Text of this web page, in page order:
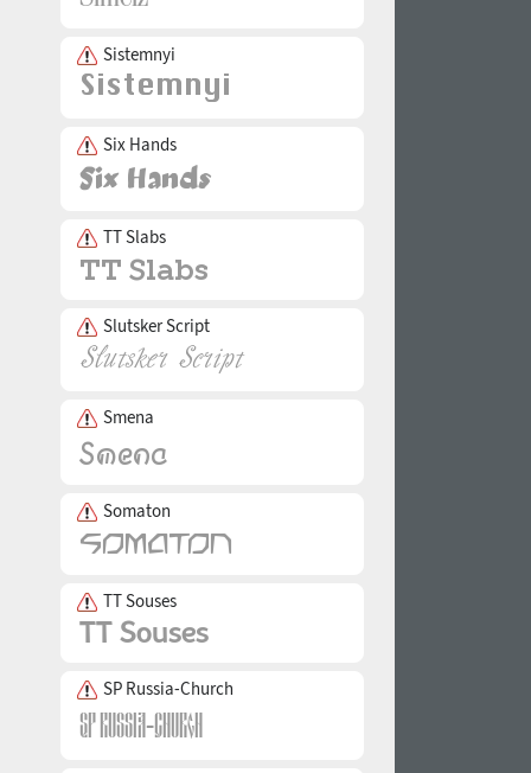
Sistemnyi
Six Hands
TT Slabs
Slutsker Script
Smena
Somaton
TT Souses
SP Russia-Church